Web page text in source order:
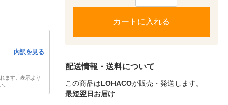
内訳を見る
ます。表示より
。
カートに入れる
配送情報・送料について
この商品はLOHACOが販売・発送します。
最短翌日お届け